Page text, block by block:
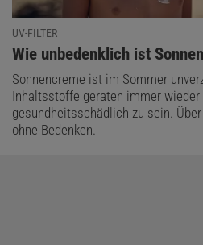
UV-FILTER
:
Wie unbedenklich ist
Sonnencreme ist im Sommer
Inhaltsstoffe geraten immer wieder
gesundheitsschädlich zu sein.
ohne Bedenken.